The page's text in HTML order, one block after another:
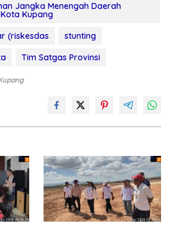
Jangka Menengah Daerah
Kupang
(riskesdas
stunting
Tim Satgas Provinsi